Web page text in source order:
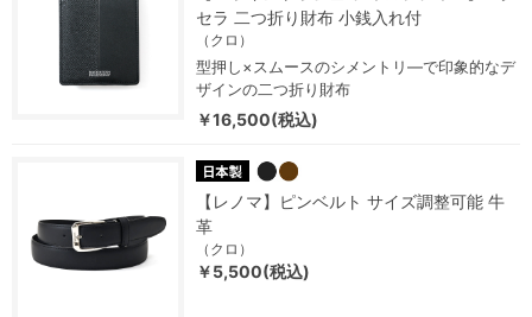
セラ 二つ折り財布 小銭入れ付
（クロ）
型押し×スムースのシメントリ―で印象的なデ
ザインの二つ折り財布
￥16,500(税込)
【レノマ】ピンベルト サイズ調整可能 牛
革
（クロ）
￥5,500(税込)